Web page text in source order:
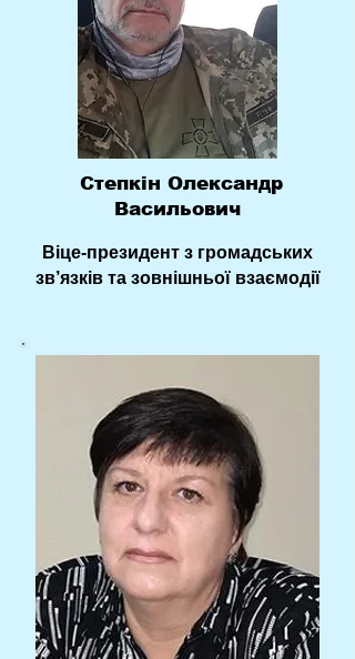
Степкін Олександр
Васильович
Віце-президент з громадських
зв’язків та зовнішньої взаємодії